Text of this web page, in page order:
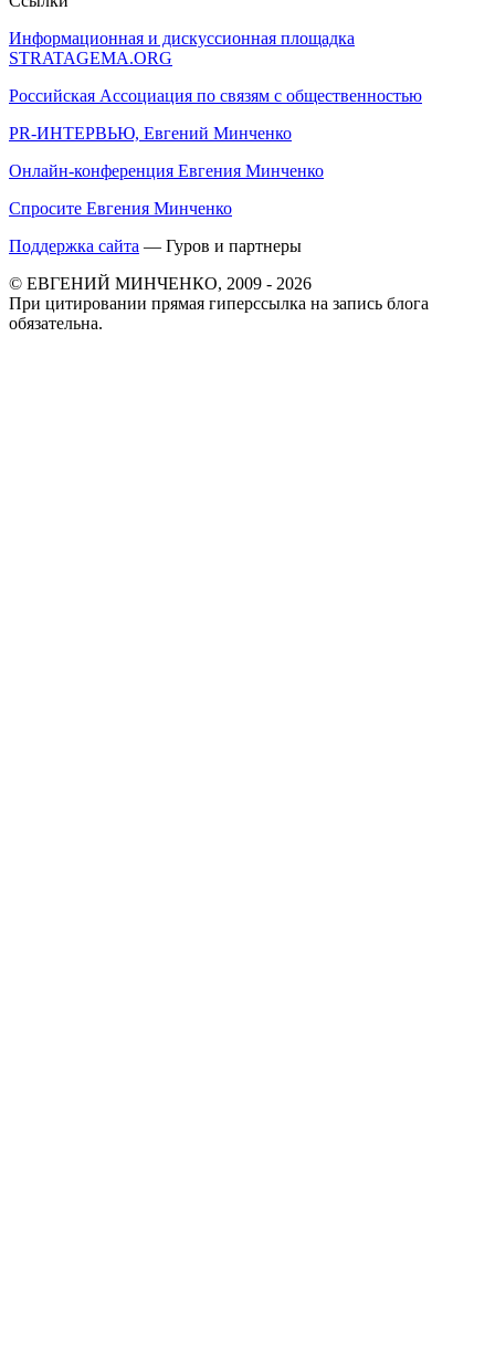
Информационная и дискуссионная площадка
STRATAGEMA.ORG
Российская Ассоциация по связям с общественностью
PR-ИНТЕРВЬЮ, Евгений Минченко
Онлайн-конференция Евгения Минченко
Спросите Евгения Минченко
Поддержка сайта — Гуров и партнеры
© ЕВГЕНИЙ МИНЧЕНКО, 2009 - 2026
При цитировании прямая гиперссылка на запись блога
обязательна.